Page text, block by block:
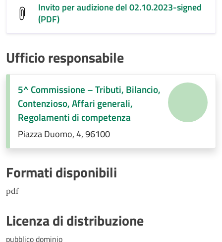
Invito per audizione del 02.10.2023-signed
(PDF)
Ufficio responsabile
5^ Commissione – Tributi, Bilancio,
Contenzioso, Affari generali,
Regolamenti di competenza
Piazza Duomo, 4, 96100
Formati disponibili
pdf
Licenza di distribuzione
pubblico dominio